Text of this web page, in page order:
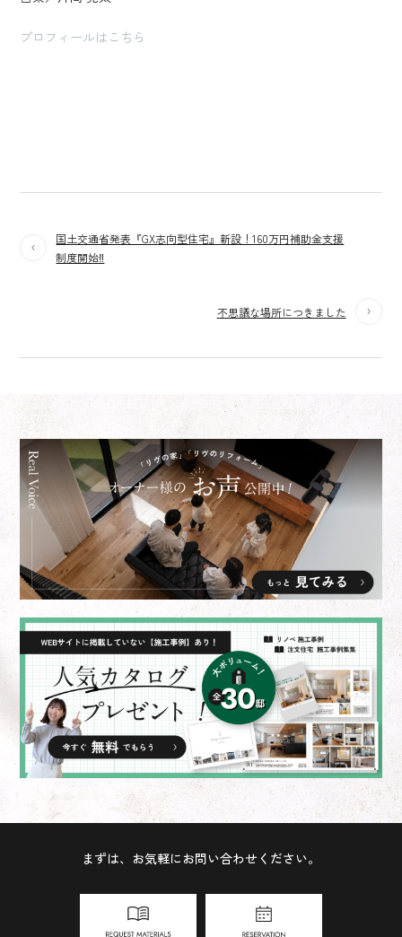
プロフィールはこちら
国土交通省発表『GX志向型住宅』新設！160万円補助金支援
制度開始‼
不思議な場所につきました
まずは、お気軽にお問い合わせください。